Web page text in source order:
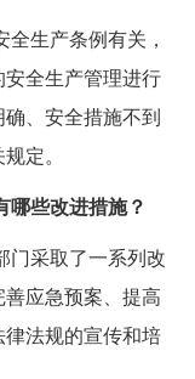
生产条例有关，
全生产管理进行
、安全措施不到
定。
哪些改进措施？
门采取了一系列改
应急预案、提高
法规的宣传和培